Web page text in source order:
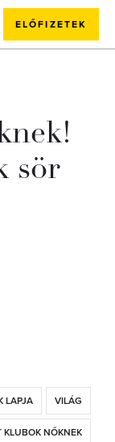
ELŐFIZETEK
sör
LAPJA VILÁG
KLUBOK NŐKNEK